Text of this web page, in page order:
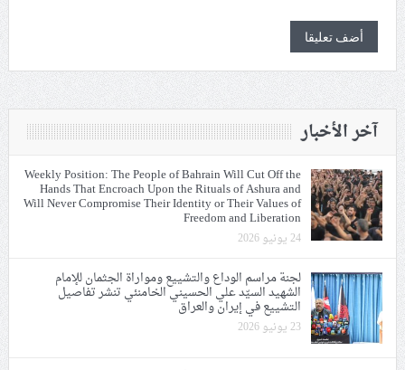
آخر الأخبار
Weekly Position: The People of Bahrain Will Cut Off the
Hands That Encroach Upon the Rituals of Ashura and
Will Never Compromise Their Identity or Their Values of
Freedom and Liberation
24 يونيو 2026
لجنة مراسم الوداع والتشييع ومواراة الجثمان للإمام
الشهيد السيّد علي الحسيني الخامنئي تنشر تفاصيل
التشييع في إيران والعراق
23 يونيو 2026